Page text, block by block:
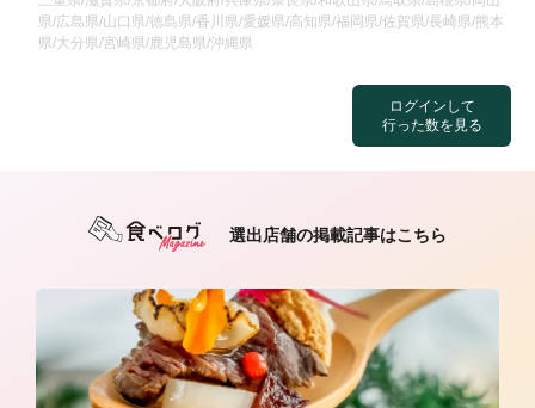
ログインして
行った数を見る
県/広島県/山口県/徳島県/香川県/愛媛県/高知県/福岡県/佐賀県/長崎県/熊本
県/大分県/宮崎県/鹿児島県/沖縄県
選出店舗の掲載記事はこちら